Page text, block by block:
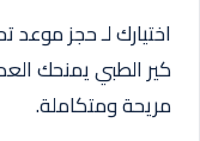
اختيارك لـ حجز موعد
كير الطبي يمنحك
مريحة ومتكاملة.